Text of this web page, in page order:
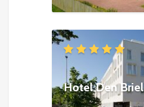
Hotel Den Briel